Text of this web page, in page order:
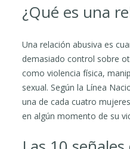
¿Qué es una
Una relación abusiva es
demasiado control sobre
como violencia física,
sexual. Según la Línea
una de cada cuatro
en algún momento de su